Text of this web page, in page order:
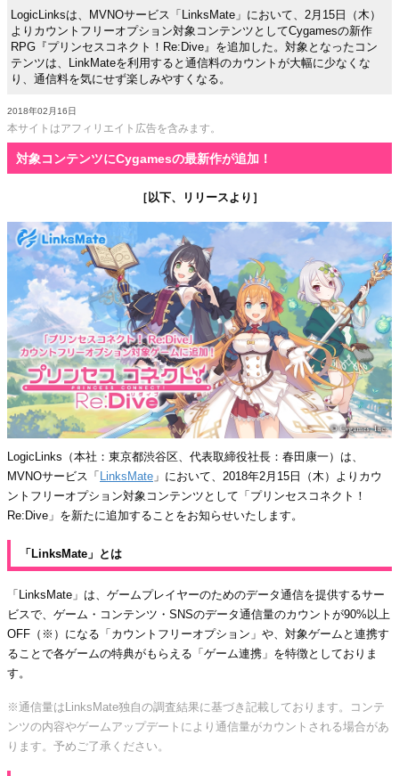
LogicLinksは、MVNOサービス「LinksMate」において、2月15日（木）
よりカウントフリーオプション対象コンテンツとしてCygamesの新作
RPG『プリンセスコネクト！Re:Dive』を追加した。対象となったコン
テンツは、LinkMateを利用すると通信料のカウントが大幅に少なくな
り、通信料を気にせず楽しみやすくなる。
2018年02月16日
本サイトはアフィリエイト広告を含みます。
対象コンテンツにCygamesの最新作が追加！
［以下、リリースより］
LogicLinks（本社：東京都渋谷区、代表取締役社長：春田康一）は、
MVNOサービス「
LinksMate 」において、2018年2月15日（木）よりカウ
ントフリーオプション対象コンテンツとして「プリンセスコネクト！
Re:Dive」を新たに追加することをお知らせいたします。
「LinksMate」とは
「LinksMate」は、ゲームプレイヤーのためのデータ通信を提供するサー
ビスで、ゲーム・コンテンツ・SNSのデータ通信量のカウントが90%以上
OFF（※）になる「カウントフリーオプション」や、対象ゲームと連携す
ることで各ゲームの特典がもらえる「ゲーム連携」を特徴としておりま
す。
※通信量はLinksMate独自の調査結果に基づき記載しております。コンテ
ンツの内容やゲームアップデートにより通信量がカウントされる場合があ
ります。予めご了承ください。